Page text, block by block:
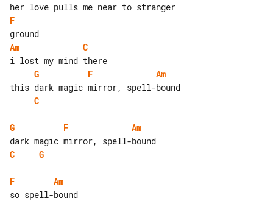
F
Am
C
G
F
Am
C
G F
Am
C
G
F
Am